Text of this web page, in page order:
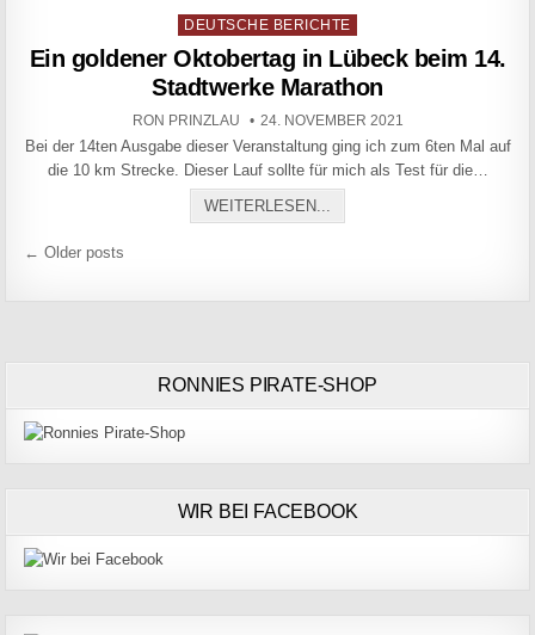
Posted in
DEUTSCHE BERICHTE
Ein goldener Oktobertag in Lübeck beim 14.
Stadtwerke Marathon
AUTHOR:
RON PRINZLAU PUBLISHED DATE:
24. NOVEMBER 2021
Bei der 14ten Ausgabe dieser Veranstaltung ging ich zum 6ten Mal auf
die 10 km Strecke. Dieser Lauf sollte für mich als Test für die…
WEITERLESEN...
Beitragsnavigation
← Older posts
RONNIES PIRATE-SHOP
WIR BEI FACEBOOK